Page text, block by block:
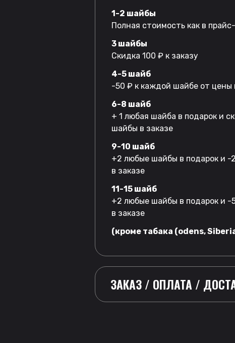
1-2 шайбы
Полная стоимость как в
3 шайбы
Скидка 100 ₽ к заказу
4-5 шайб
-50 ₽ к каждой шайбе от цены
6-8 шайб
+ 1 любая шайба в подарок и
шайбы в заказе
9-10 шайб
+2 любые шайбы в подарок и
в заказе
11-15 шайб
+2 любые шайбы в подарок и
в заказе
(кроме табака (odens,
ЗАКАЗ / ОПЛАТА /